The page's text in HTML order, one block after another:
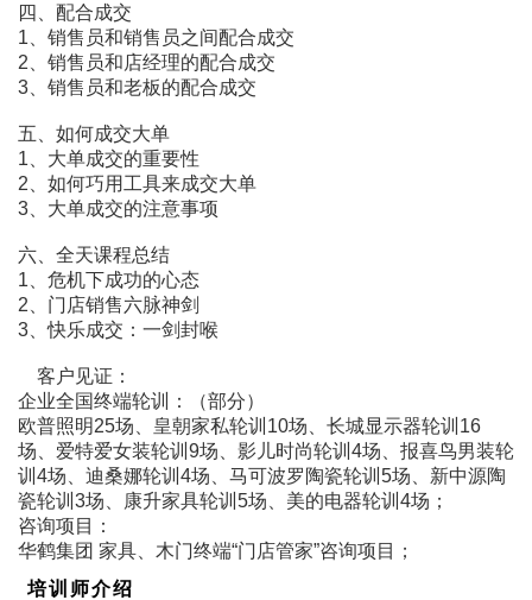
四、配合成交
1、销售员和销售员之间配合成交
2、销售员和店经理的配合成交
3、销售员和老板的配合成交
五、如何成交大单
1、大单成交的重要性
2、如何巧用工具来成交大单
3、大单成交的注意事项
六、全天课程总结
1、危机下成功的心态
2、门店销售六脉神剑
3、快乐成交：一剑封喉
客户见证：
企业全国终端轮训：（部分）
欧普照明25场、皇朝家私轮训10场、长城显示器轮训16
场、爱特爱女装轮训9场、影儿时尚轮训4场、报喜鸟男装轮
训4场、迪桑娜轮训4场、马可波罗陶瓷轮训5场、新中源陶
瓷轮训3场、康升家具轮训5场、美的电器轮训4场；
咨询项目：
华鹤集团 家具、木门终端“门店管家”咨询项目；
培训师介绍